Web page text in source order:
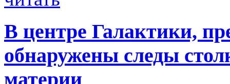
В центре Галактики,
обнаружены следы
материи